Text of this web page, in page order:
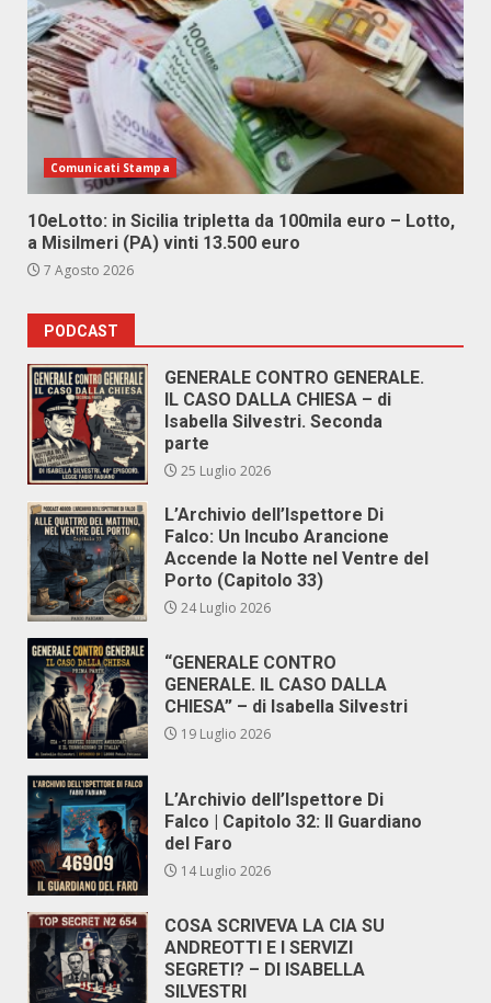
Comunicati Stampa
10eLotto: in Sicilia tripletta da 100mila euro – Lotto,
a Misilmeri (PA) vinti 13.500 euro
7 Agosto 2026
PODCAST
GENERALE CONTRO GENERALE.
IL CASO DALLA CHIESA – di
Isabella Silvestri. Seconda
parte
25 Luglio 2026
L’Archivio dell’Ispettore Di
Falco: Un Incubo Arancione
Accende la Notte nel Ventre del
Porto (Capitolo 33)
24 Luglio 2026
“GENERALE CONTRO
GENERALE. IL CASO DALLA
CHIESA” – di Isabella Silvestri
19 Luglio 2026
L’Archivio dell’Ispettore Di
Falco | Capitolo 32: Il Guardiano
del Faro
14 Luglio 2026
COSA SCRIVEVA LA CIA SU
ANDREOTTI E I SERVIZI
SEGRETI? – DI ISABELLA
SILVESTRI